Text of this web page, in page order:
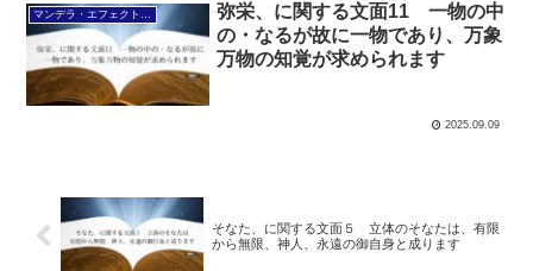
マンデラ・エフェクト文面（2025年6月24日～
弥栄、に関する文面11 一物の中
の・なるが故に一物であり、万象
万物の知覚が求められます
2025.09.09
そなた、に関する文面５ 立体のそなたは、有限
から無限、神人、永遠の御自身と成ります